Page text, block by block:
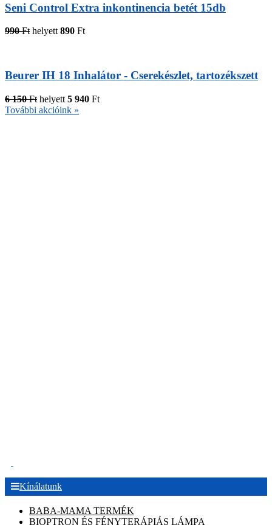
Seni Control Extra inkontinencia betét 15db
990 Ft helyett 890 Ft
Beurer IH 18 Inhalátor - Cserekészlet, tartozékszett
6 150 Ft helyett 5 940 Ft
További akcióink »
Kínálatunk
BABA-MAMA TERMÉK
BIOPTRON ÉS FÉNYTERÁPIÁS LÁMPA